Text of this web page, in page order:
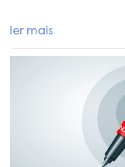
ler mais